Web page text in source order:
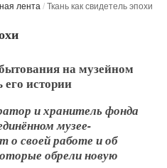
лента /Ткань как свидетель эпохи
на музейном
его истории
и хранитель фонда
музее-
о своей работе и об
обрели новую